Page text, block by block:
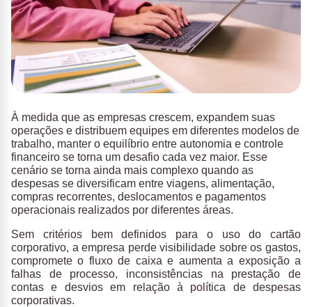
À medida que as empresas crescem, expandem suas
operações e distribuem equipes em diferentes modelos de
trabalho, manter o equilíbrio entre autonomia e controle
financeiro se torna um desafio cada vez maior. Esse
cenário se torna ainda mais complexo quando as
despesas se diversificam entre viagens, alimentação,
compras recorrentes, deslocamentos e pagamentos
operacionais realizados por diferentes áreas.
Sem critérios bem definidos para o uso do cartão
corporativo, a empresa perde visibilidade sobre os gastos,
compromete o fluxo de caixa e aumenta a exposição a
falhas de processo, inconsistências na prestação de
contas e desvios em relação à política de despesas
corporativas.